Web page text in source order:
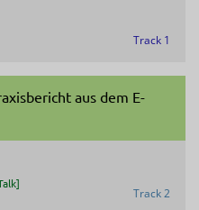
Track 1
aus dem E-
Track 2